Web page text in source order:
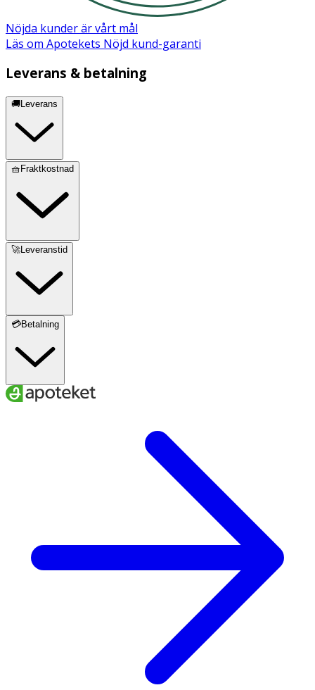
Nöjda kunder är vårt mål
Läs om Apotekets Nöjd kund-garanti
Leverans & betalning
🚚Leverans
🧺Fraktkostnad
🚀Leveranstid
💳Betalning